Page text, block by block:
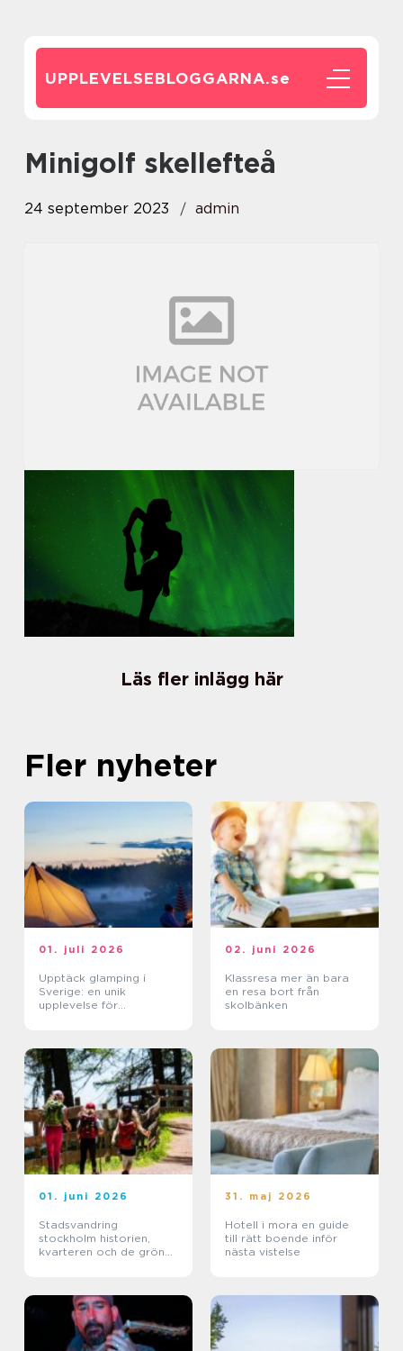
UPPLEVELSEBLOGGARNA.se
minigolf skellefteå
24 september 2023 admin
Läs fler inlägg här
Fler nyheter
01. juli 2026
Upptäck glamping i
Sverige: en unik
upplevelse för
02. juni 2026
Klassresa mer än bara
en resa bort från
skolbänken
01. juni 2026
Stadsvandring
stockholm historien,
kvarteren och de gröna
31. maj 2026
Hotell i mora en guide
till rätt boende inför
nästa vistelse